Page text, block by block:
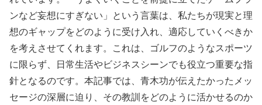
ンなど妄想にすぎない」という言葉は、私たちが現実と理
想のギャップをどのように受け入れ、適応していくべきか
を考えさせてくれます。これは、ゴルフのようなスポーツ
に限らず、日常生活やビジネスシーンでも役立つ重要な指
針となるのです。本記事では、青木功が伝えたかったメッ
セージの深層に迫り、その教訓をどのように活かせるのか